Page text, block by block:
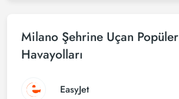
Milano Şehrine Uçan Popüler
Havayolları
EasyJet